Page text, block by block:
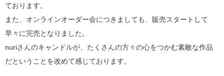
ております。
また、オンラインオーダー会につきましても、販売スタートして
早々に完売となりました。
nuriさんのキャンドルが、たくさんの方々の心をつかむ素敵な作品
だということを改めて感じております。